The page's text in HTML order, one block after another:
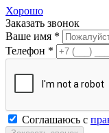
Хорошо
Заказать звонок
Ваше имя *
Телефон *
Соглашаюсь с